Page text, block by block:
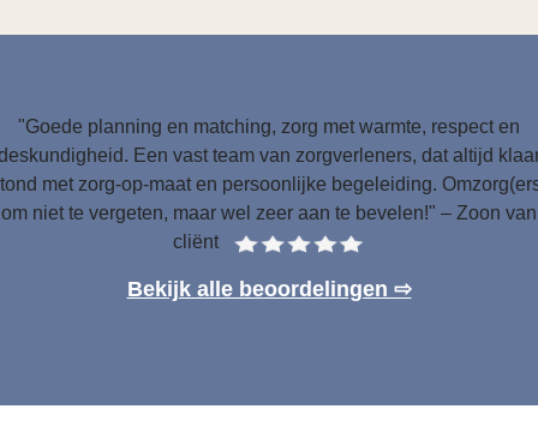
"Goede planning en matching, zorg met warmte, respect en
Een vast team van zorgverleners, dat altijd
met zorg-op-maat en persoonlijke begeleiding.
om niet te vergeten, maar wel zeer aan te bevelen!" – Zoon van
cliënt
Bekijk alle beoordelingen ⇨